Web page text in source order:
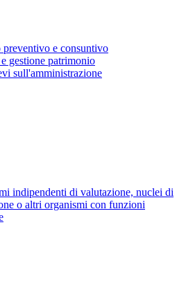
e consuntivo
gestione patrimonio
sull'amministrazione
indipendenti di valutazione, nuclei di
o altri organismi con funzioni